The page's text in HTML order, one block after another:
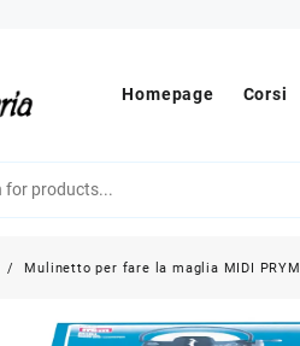
Homepage Corsi
Mulinetto per fare la maglia MIDI PRYM